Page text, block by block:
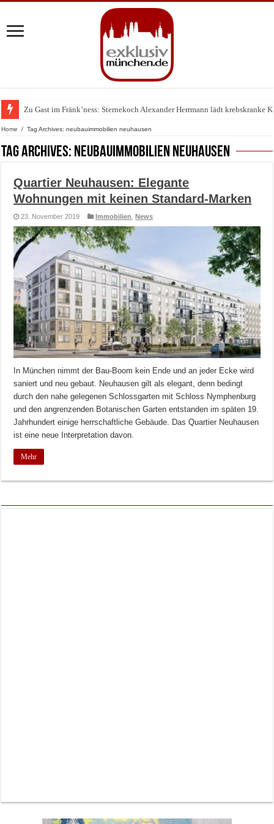
Zu Gast im Fränk’ness: Sternekoch Alexander Herrmann lädt krebskranke
Warum München gerade zum Treffpunkt der Lingerie-Branche wurde
Home / Tag Archives: neubauimmobilien neuhausen
Tag Archives: neubauimmobilien neuhausen
Quartier Neuhausen: Elegante
Wohnungen mit keinen Standard-Marken
23. November 2019 Immobilien ,News
In München nimmt der Bau-Boom kein Ende und an jeder Ecke wird
saniert und neu gebaut. Neuhausen gilt als elegant, denn bedingt
durch den nahe gelegenen Schlossgarten mit Schloss Nymphenburg
und den angrenzenden Botanischen Garten entstanden im späten 19.
Jahrhundert einige herrschaftliche Gebäude. Das Quartier Neuhausen
ist eine neue Interpretation davon.
Mehr